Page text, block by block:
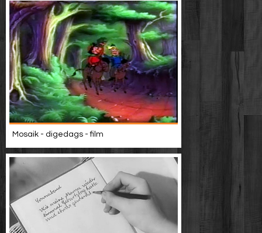
Mosaik - digedags - film